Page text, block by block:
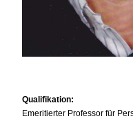
Qualifikation:
Emeritierter Professor für